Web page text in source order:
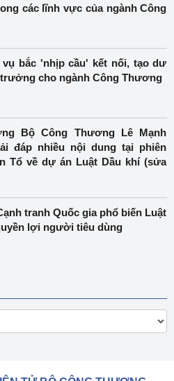
các lĩnh vực của ngành Công
bắc 'nhịp cầu' kết nối, tạo dư
cho ngành Công Thương
Bộ Công Thương Lê Mạnh
đáp nhiều nội dung tại phiên
Tổ về dự án Luật Dầu khí (sửa
tranh Quốc gia phổ biến Luật
lợi người tiêu dùng